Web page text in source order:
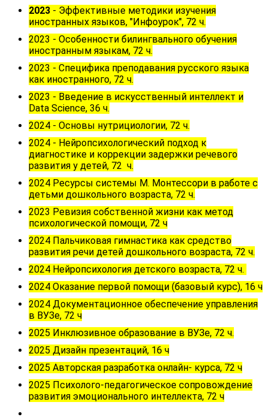
2023 - Эффективные методики изучения
иностранных языков, "Инфоурок", 72 ч.
2023 - Особенности билингвального обучения
иностранным языкам, 72 ч.
2023 - Специфика преподавания русского языка
как иностранного, 72 ч.
2023 - Введение в искусственный интеллект и
Data Science, 36 ч.
2024 - Основы нутрициологии, 72 ч.
2024 - Нейропсихологический подход к
диагностике и коррекции задержки речевого
развития у детей, 72 ч.
2024 Ресурсы системы М. Монтессори в работе с
детьми дошкольного возраста, 72 ч.
2023 Ревизия собственной жизни как метод
психологической помощи, 72 ч
2024 Пальчиковая гимнастика как средство
развития речи детей дошкольного возраста, 72 ч.
2024 Нейропсихология детского возраста, 72 ч.
2024 Оказание первой помощи (базовый курс), 16 ч
2024 Документационное обеспечение управления
в ВУЗе, 72 ч
2025 Инклюзивное образование в ВУЗе, 72 ч.
2025 Дизайн презентаций, 16 ч
2025 Авторская разработка онлайн- курса, 72 ч
2025 Психолого-педагогическое сопровождение
развития эмоционального интеллекта, 72 ч